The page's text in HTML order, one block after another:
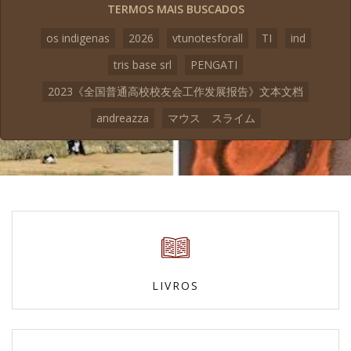
TERMOS MAIS BUSCADOS
os indigenas
2026 vtunotesforall TI
ind
tris base srl
PENGATI
2023《全国普通高校校友会工作发展报告》文本文档
andreazza
マウス スライム
LIVROS